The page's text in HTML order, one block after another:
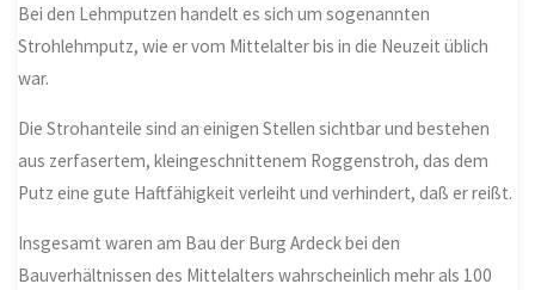
Bei den Lehmputzen handelt es sich um sogenannten
Strohlehmputz, wie er vom Mittelalter bis in die Neuzeit üblich
war.
Die Strohanteile sind an einigen Stellen sichtbar und bestehen
aus zerfasertem, kleingeschnittenem Roggenstroh, das dem
Putz eine gute Haftfähigkeit verleiht und verhindert, daß er reißt.
Insgesamt waren am Bau der Burg Ardeck bei den
Bauverhältnissen des Mittelalters wahrscheinlich mehr als 100